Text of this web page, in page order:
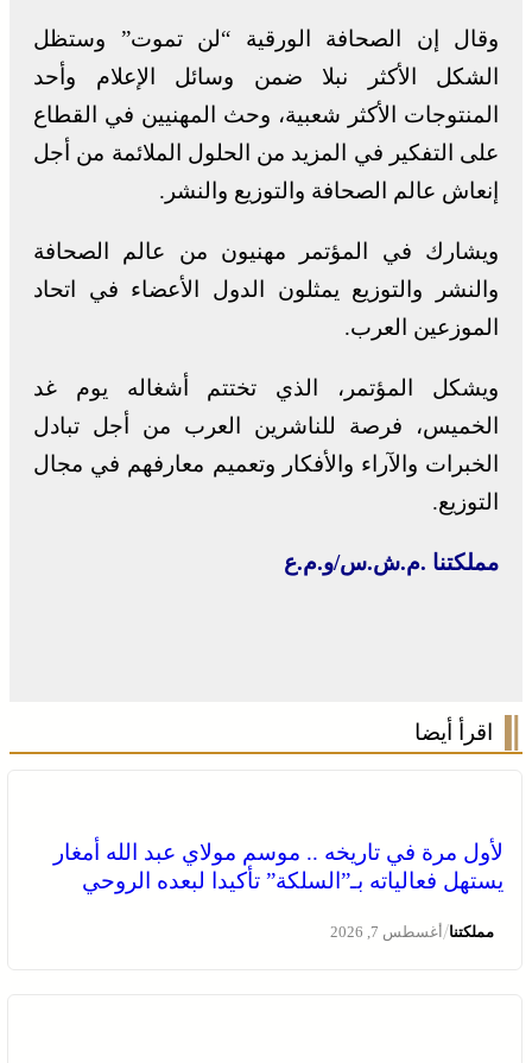
وقال إن الصحافة الورقية “لن تموت” وستظل
الشكل الأكثر نبلا ضمن وسائل الإعلام وأحد
المنتوجات الأكثر شعبية، وحث المهنيين في القطاع
على التفكير في المزيد من الحلول الملائمة من أجل
إنعاش عالم الصحافة والتوزيع والنشر.
ويشارك في المؤتمر مهنيون من عالم الصحافة
والنشر والتوزيع يمثلون الدول الأعضاء في اتحاد
الموزعين العرب.
ويشكل المؤتمر، الذي تختتم أشغاله يوم غد
الخميس، فرصة للناشرين العرب من أجل تبادل
الخبرات والآراء والأفكار وتعميم معارفهم في مجال
التوزيع.
مملكتنا .م.ش.س/و.م.ع
اقرأ أيضا
لأول مرة في تاريخه .. موسم مولاي عبد الله أمغار
يستهل فعالياته بـ”السلكة” تأكيدا لبعده الروحي
مملكتنا/أغسطس 7, 2026